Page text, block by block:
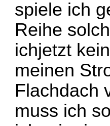
spiele ich
Reihe
ichjetzt
meinen
Flachdach
muss ich